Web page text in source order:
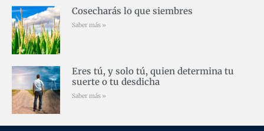
Cosecharás lo que siembres
Saber más »
Eres tú, y solo tú, quien determina tu
suerte o tu desdicha
Saber más »